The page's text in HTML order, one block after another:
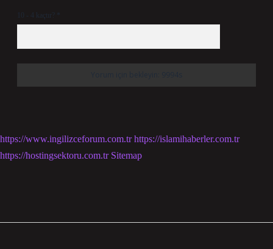
10 - 4 kaçtır? *
https://www.ingilizceforum.com.tr https://islamihaberler.com.tr
https://hostingsektoru.com.tr Sitemap